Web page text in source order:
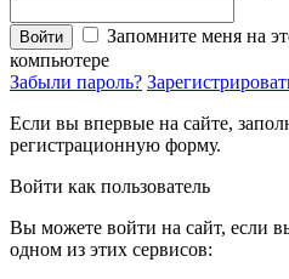
Войти
Запомните меня на
компьютере
Забыли пароль?
Если вы впервые на сайте,
регистрационную форму.
Войти как пользователь
Вы можете войти на сайт, если
одном из этих сервисов: